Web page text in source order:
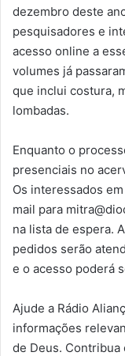
dezembro deste
pesquisadores e
acesso online a
volumes já
que inclui costura,
lombadas.
Enquanto o
presenciais no
Os interessados
mail para
na lista de espera.
pedidos serão
e o acesso poderá
Ajude a Rádio
informações
de Deus. Contribua